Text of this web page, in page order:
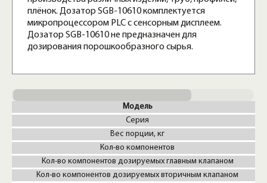
плёнок. Дозатор SGB-10610 комплектуется
микропроцессором PLC с сенсорным дисплеем.
Дозатор SGB-10610 не предназначен для
дозирования порошкообразного сырья.
Модель
Серия
Вес порции, кг
Кол-во компонентов
Кол-во компонентов дозируемых главным клапаном
Кол-во компонентов дозируемых вторичным клапаном